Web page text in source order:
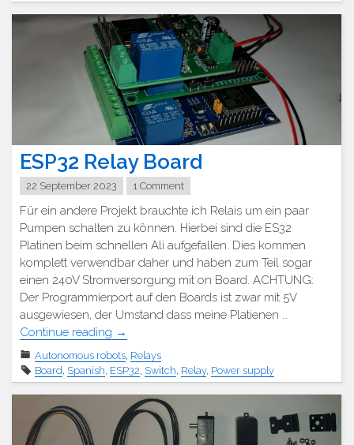
ESP32 Relay Board
22 September 2023 1 Comment
Für ein andere Projekt brauchte ich Relais um ein paar
Pumpen schalten zu können. Hierbei sind die ES32
Platinen beim schnellen Ali aufgefallen. Dies kommen
komplett verwendbar daher und haben zum Teil sogar
einen 240V Stromversorgung mit on Board. ACHTUNG:
Der Programmierport auf den Boards ist zwar mit 5V
ausgewiesen, der Umstand dass meine Platienen …
Continue reading "ESP32
Relay
Board"
→
Autonomous robots Relays
Board Spanish ESP32 Switch Relay, Power supply